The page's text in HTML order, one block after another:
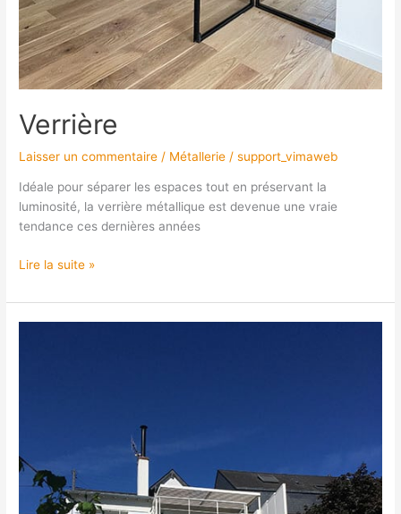
Verrière
Laisser un commentaire / Métallerie /support_vimaweb
Idéale pour séparer les espaces tout en préservant la
luminosité, la verrière métallique est devenue une vraie
tendance ces dernières années
Lire la suite »